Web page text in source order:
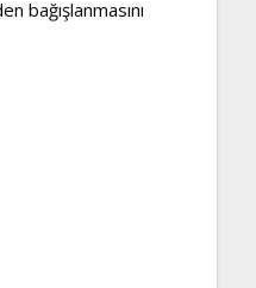
bağışlanmasını